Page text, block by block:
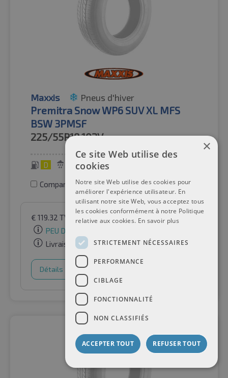
Maxxis Pneus d'hiver
Premitra Snow WP6 SUV XL MFS
BSW 3PMSF
225/55R18102V
D 70 dB
Comparer les pneus
€ 119.32 TVA incluse
par Auto-Raifen GmbH
PEU DE STOCK
Livraison gratuite
Détails Panier d'achat
×
Ce site Web utilise des
cookies
Notre site Web utilise des cookies pour
améliorer l'expérience utilisateur. En
utilisant notre site Web, vous acceptez tous
les cookies conformément à notre Politique
relative aux cookies. En savoir plus
STRICTEMENT NÉCESSAIRES
PERFORMANCE
CIBLAGE
FONCTIONNALITÉ
NON CLASSIFIÉS
ACCEPTER TOUT REFUSER TOUT